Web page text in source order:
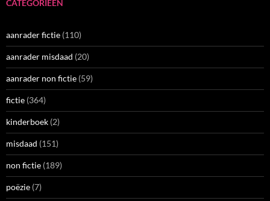
CATEGORIEËN
aanrader fictie (110)
aanrader misdaad (20)
aanrader non fictie (59)
fictie (364)
kinderboek (2)
misdaad (151)
non fictie (189)
poëzie (7)